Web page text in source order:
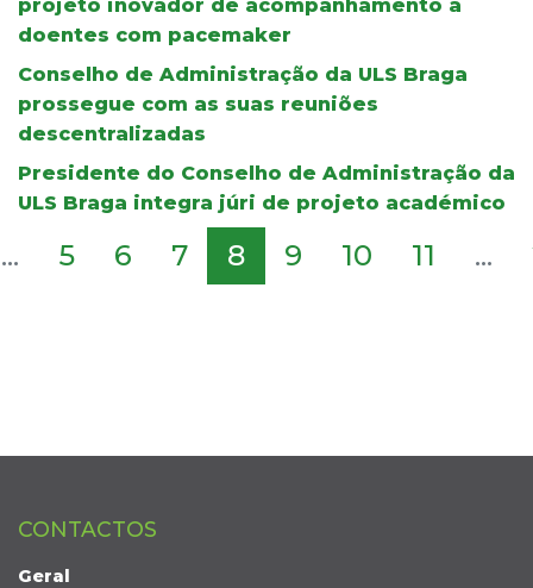
projeto inovador de acompanhamento a
doentes com pacemaker
Conselho de Administração da ULS Braga
prossegue com as suas reuniões
descentralizadas
Presidente do Conselho de Administração da
ULS Braga integra júri de projeto académico
... 5 6 7 8 9 10 11 ...
CONTACTOS
Geral